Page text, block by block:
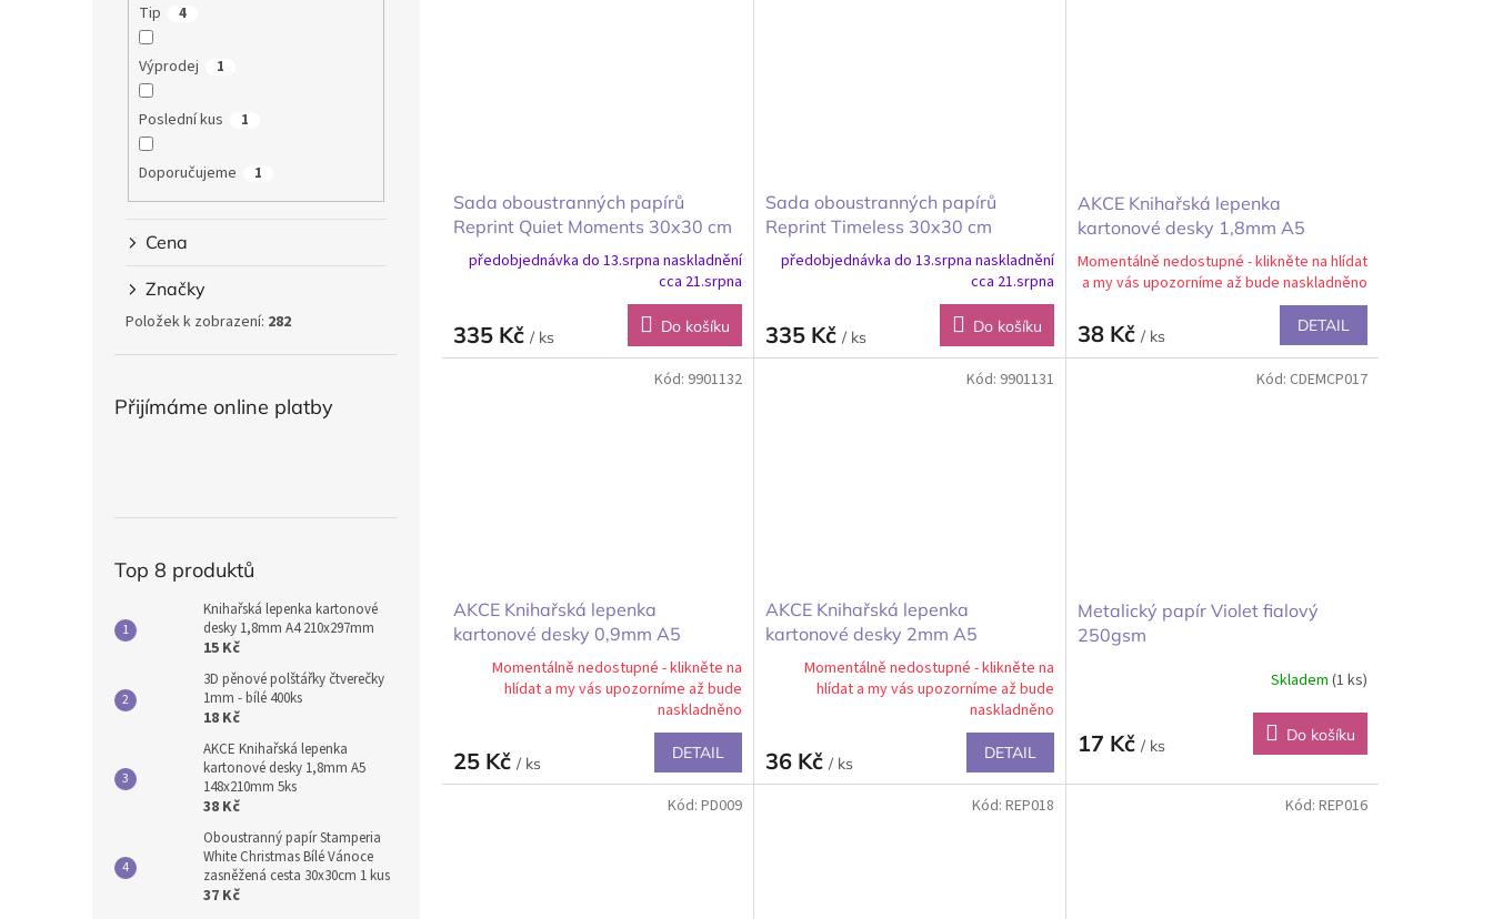
Tip 4
Výprodej 1
Poslední kus 1
Doporučujeme 1
Cena
Značky
Položek k zobrazení: 282
Přijímáme online platby
Top 8 produktů
Knihařská lepenka kartonové
desky 1,8mm A4 210x297mm
15 Kč
3D pěnové polštářky čtverečky
1mm - bílé 400ks
18 Kč
AKCE Knihařská lepenka
kartonové desky 1,8mm A5
148x210mm 5ks
38 Kč
Oboustranný papír Stamperia
White Christmas Bílé Vánoce
zasněžená cesta 30x30cm 1 kus
37 Kč
Sada oboustranných papírů
Reprint Quiet Moments 30x30 cm
předobjednávka do 13.srpna naskladnění
cca 21.srpna
335 Kč / ks
Do košíku
Sada oboustranných papírů
Reprint Timeless 30x30 cm
předobjednávka do 13.srpna naskladnění
cca 21.srpna
335 Kč / ks
Do košíku
AKCE Knihařská lepenka
kartonové desky 1,8mm A5
148x210mm 5ks
Momentálně nedostupné - klikněte na hlídat
a my vás upozorníme až bude naskladněno
38 Kč / ks
DETAIL
AKCE Knihařská lepenka
kartonové desky 0,9mm A5
148x210mm 5ks
Momentálně nedostupné - klikněte na
hlídat a my vás upozorníme až bude
naskladněno
25 Kč / ks
DETAIL
Kód: 9901132
AKCE Knihařská lepenka
kartonové desky 2mm A5
148x210mm 5ks
Momentálně nedostupné - klikněte na
hlídat a my vás upozorníme až bude
naskladněno
36 Kč / ks
DETAIL
Kód: 9901131
Metalický papír Violet fialový
250gsm
Skladem (1 ks)
17 Kč / ks
Do košíku
Kód: CDEMCP017
Kód: PD009 Kód: REP018 Kód: REP016